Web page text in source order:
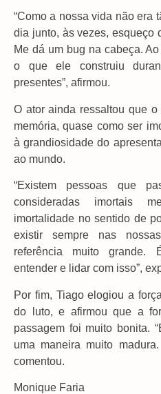
“Como a nossa vida não era
dia junto, às vezes, esqueço
Me dá um bug na cabeça.
o que ele construiu
presentes”, afirmou.
O ator ainda ressaltou que
memória, quase como ser
à grandiosidade do
ao mundo.
“Existem pessoas que
consideradas imortais
imortalidade no sentido de
existir sempre nas
referência muito grande.
entender e lidar com isso”,
Por fim, Tiago elogiou a
do luto, e afirmou que a
passagem foi muito bonita.
uma maneira muito
comentou.
Monique Faria